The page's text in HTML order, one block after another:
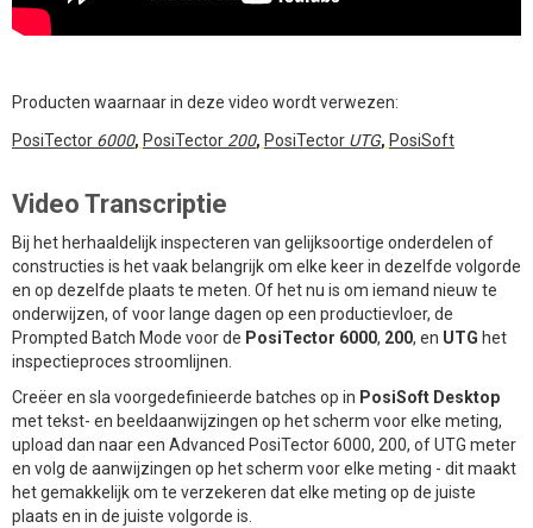
Producten waarnaar in deze video wordt verwezen:
PosiTector 6000, PosiTector 200, PosiTector UTG, PosiSoft
Video Transcriptie
Bij het herhaaldelijk inspecteren van gelijksoortige onderdelen of
constructies is het vaak belangrijk om elke keer in dezelfde volgorde
en op dezelfde plaats te meten. Of het nu is om iemand nieuw te
onderwijzen, of voor lange dagen op een productievloer, de
Prompted Batch Mode voor de PosiTector 6000, 200, en UTG het
inspectieproces stroomlijnen.
Creëer en sla voorgedefinieerde batches op in PosiSoft Desktop
met tekst- en beeldaanwijzingen op het scherm voor elke meting,
upload dan naar een Advanced PosiTector 6000, 200, of UTG meter
en volg de aanwijzingen op het scherm voor elke meting - dit maakt
het gemakkelijk om te verzekeren dat elke meting op de juiste
plaats en in de juiste volgorde is.